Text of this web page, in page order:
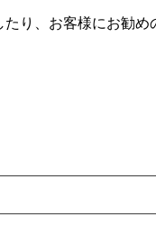
り、お客様にお勧